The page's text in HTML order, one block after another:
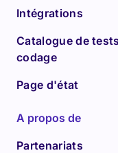
Intégrations
Catalogue de
codage
Page d'état
A propos de
Partenariats